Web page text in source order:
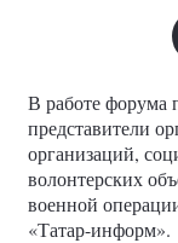
В работе форума
представители
организаций,
волонтерских
военной
«Татар-информ».